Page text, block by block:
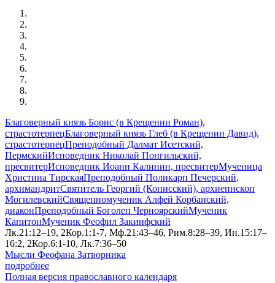
Благоверный князь Борис (в Крещении Роман),
страстотерпецБлаговерный князь Глеб (в Крещении Давид),
страстотерпецПреподобный Далмат Исетский,
ПермскийИсповедник Николай Понгильский,
пресвитерИсповедник Иоанн Калинин, пресвитерМученица
Христина ТирскаяПреподобный Поликарп Печерский,
архимандритСвятитель Георгий (Конисский), архиепископ
МогилевскийСвященномученик Алфей Корбанский,
диаконПреподобный Боголеп ЧерноярскийМученик
КапитонМученик Феофил Закинфский
Лк.21:12–19, 2Кор.1:1-7, Мф.21:43–46, Рим.8:28–39, Ин.15:17–
16:2, 2Кор.6:1-10, Лк.7:36–50
Мысли Феофана Затворника
подробнее
Полная версия православного календаря